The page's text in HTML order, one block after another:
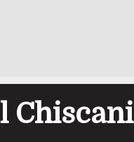
Chiscani